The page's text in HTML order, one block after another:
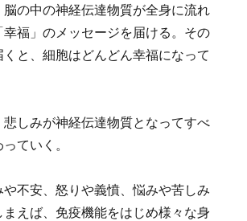
の中の神経伝達物質が全身に流れ
福」のメッセージを届ける。その
くと、細胞はどんどん幸福になって
しみが神経伝達物質となってすべ
ていく。
不安、怒りや義憤、悩みや苦しみ
えば、免疫機能をはじめ様々な身